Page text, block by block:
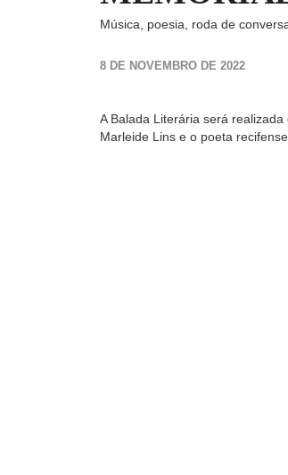
Música, poesia, roda de
8 DE NOVEMBRO DE 2022
A Balada Literária será
Marleide Lins e o poeta